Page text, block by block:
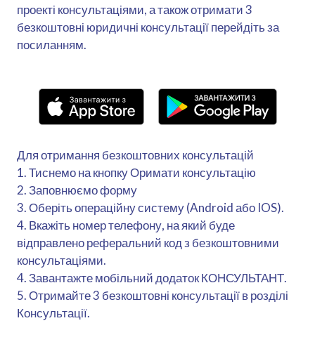
проекті консультаціями, а також отримати 3
безкоштовні юридичні консультації перейдіть за
посиланням.
Для отримання безкоштовних консультацій
1. Тиснемо на кнопку Оримати консультацію
2. Заповнюємо форму
3. Оберіть операційну систему (Android або IOS).
4. Вкажіть номер телефону, на який буде
відправлено реферальний код з безкоштовними
консультаціями.
4. Завантажте мобільний додаток КОНСУЛЬТАНТ.
5. Отримайте 3 безкоштовні консультації в розділі
Консультації.